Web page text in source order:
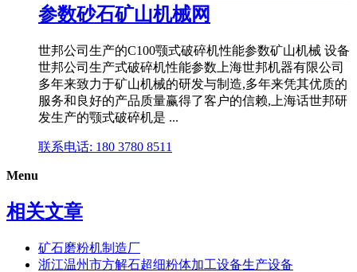
参数砂石矿山机械网
世邦公司生产的C100颚式破碎机性能参数矿山机械 设备
世邦公司生产式破碎机性能参数上海世邦机器有限公司
多年来致力于矿山机械的研发与制造,多年来凭其优质的
服务和良好的产品质量赢得了客户的信赖,上海话世邦研
发生产的颚式破碎机是 ...
联系电话: 180 3780 8511
Menu
相关文章
矿石磨粉机制造厂
浙江温州市方解石超细粉体加工设备生产设备